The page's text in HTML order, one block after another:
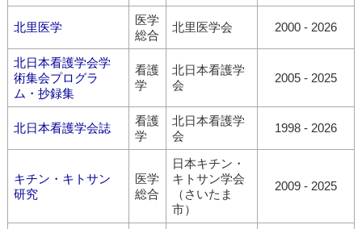
北里医学
医学
総合
北里医学会 2000 - 2026
北日本看護学会学
術集会プログラ
ム・抄録集
看護
学
北日本看護学
会
2005 - 2025
北日本看護学会誌
看護
学
北日本看護学
会
1998 - 2026
キチン・キトサン
研究
医学
総合
日本キチン・
キトサン学会
（さいたま
市）
2009 - 2025